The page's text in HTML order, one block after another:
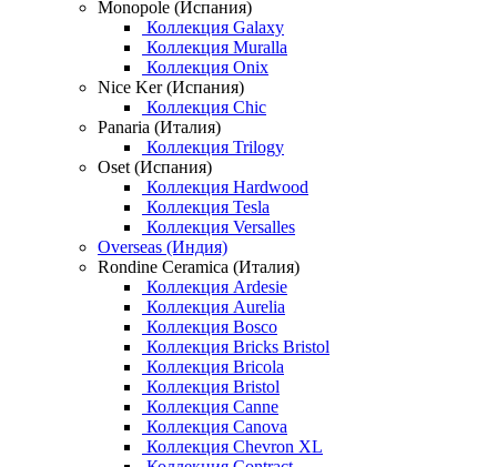
Monopole (Испания)
Коллекция Galaxy
Коллекция Muralla
Коллекция Onix
Nice Ker (Испания)
Коллекция Chic
Panaria (Италия)
Коллекция Trilogy
Oset (Испания)
Коллекция Hardwood
Коллекция Tesla
Коллекция Versalles
Overseas (Индия)
Rondine Ceramica (Италия)
Коллекция Ardesie
Коллекция Aurelia
Коллекция Bosco
Коллекция Bricks Bristol
Коллекция Bricola
Коллекция Bristol
Коллекция Canne
Коллекция Canova
Коллекция Chevron XL